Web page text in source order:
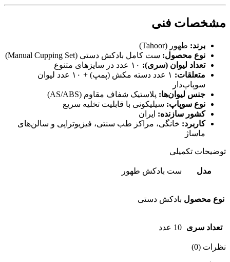
مشخصات فنی
برند: طهور (Tahoor)
نوع محصول: ست کامل بادکش دستی (Manual Cupping Set)
تعداد لیوان (سری):
متعلقات:
۱ عدد دسته مکش (پمپ) + ۱۰ عدد لیوان
سوپاپ‌دار
جنس لیوان‌ها: پلاستیک شفاف مقاوم (AS/ABS)
نوع سوپاپ: سیلیکونی با قابلیت تخلیه سریع
کشور سازنده: ایران
کاربرد: خانگی، مراکز طب سنتی، فیزیوتراپی و سالن‌های
ماساژ
توضیحات تکمیلی
مدل ست بادکش طهور
نوع محصول بادکش دستی
تعداد سری 10 عدد
نظرات (0)